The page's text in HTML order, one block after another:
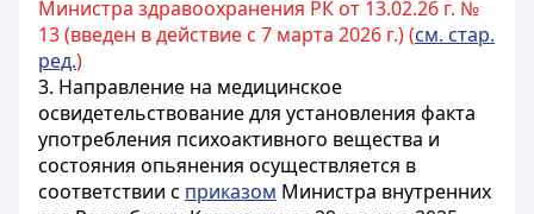
Министра здравоохранения РК от 13.02.26 г. №
13 (введен в действие с 7 марта 2026 г.) (см. стар.
ред.)
3. Направление на медицинское
освидетельствование для установления факта
употребления психоактивного вещества и
состояния опьянения осуществляется в
соответствии с приказом Министра внутренних